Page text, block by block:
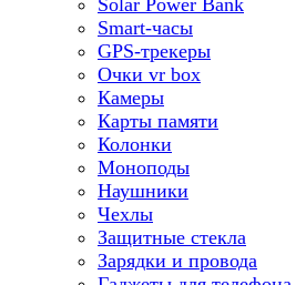
Smart-часы
GPS-трекеры
Очки vr box
Камеры
Карты памяти
Колонки
Моноподы
Наушники
Чехлы
Защитные стекла
Зарядки и провода